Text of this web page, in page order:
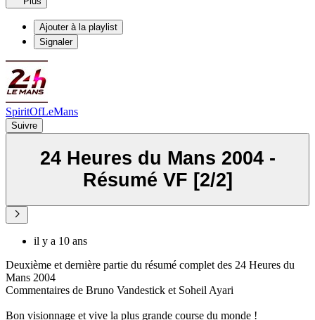
Ajouter à la playlist
Signaler
SpiritOfLeMans
Suivre
24 Heures du Mans 2004 -
Résumé VF [2/2]
il y a 10 ans
Deuxième et dernière partie du résumé complet des 24 Heures du
Mans 2004
Commentaires de Bruno Vandestick et Soheil Ayari
Bon visionnage et vive la plus grande course du monde !